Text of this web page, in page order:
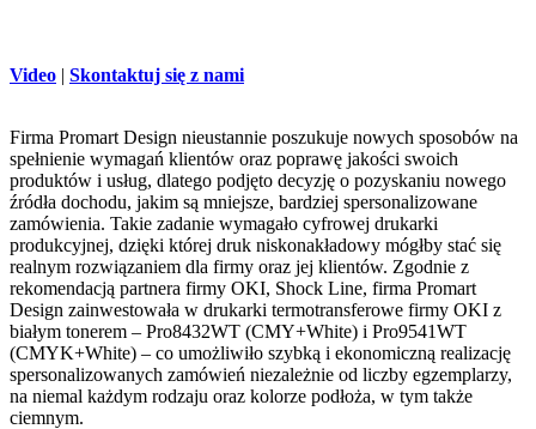
Video | Skontaktuj się z nami
Firma Promart Design nieustannie poszukuje nowych sposobów na
spełnienie wymagań klientów oraz poprawę jakości swoich
produktów i usług, dlatego podjęto decyzję o pozyskaniu nowego
źródła dochodu, jakim są mniejsze, bardziej spersonalizowane
zamówienia. Takie zadanie wymagało cyfrowej drukarki
produkcyjnej, dzięki której druk niskonakładowy mógłby stać się
realnym rozwiązaniem dla firmy oraz jej klientów. Zgodnie z
rekomendacją partnera firmy OKI, Shock Line, firma Promart
Design zainwestowała w drukarki termotransferowe firmy OKI z
białym tonerem – Pro8432WT (CMY+White) i Pro9541WT
(CMYK+White) – co umożliwiło szybką i ekonomiczną realizację
spersonalizowanych zamówień niezależnie od liczby egzemplarzy,
na niemal każdym rodzaju oraz kolorze podłoża, w tym także
ciemnym.